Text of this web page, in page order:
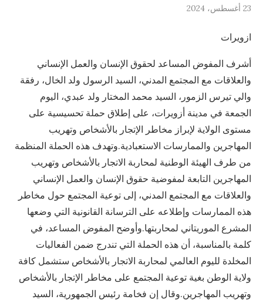
23 أغسطس، 2024
ازويرات
أشرف المفوض المساعد لحقوق الإنسان والعمل الإنساني
والعلاقات مع المجتمع المدني، السيد الرسول ولد الخال، رفقة
والي تيرس الزمور، السيد محمد المختار ولد عبدي، اليوم
الجمعة في مدينة أزويرات، على إطلاق حملة تحسيسية على
مستوى الولاية لإبراز مخاطر الإتجار بالأشخاص وتهريب
المهاجرين والممارسات الاستعبادية.وتهدف هذه الحملة المنظمة
من طرف الهيئة الوطنية لمحاربة الاتجار بالأشخاص وتهريب
المهاجرين التابعة لمفوضية حقوق الإنسان والعمل الإنساني
والعلاقات مع المجتمع المدني، إلى توعية المجتمع حول مخاطر
هذه الممارسات وإطلاعه على الترسانة القانونية التي وضعها
المشرع الموريتاني لمحاربتها.وأوضح المفوض المساعد، في
كلمة بالمناسبة، أن هذه الحملة التي تندرج ضمن الفعاليات
المخلدة لليوم العالمي لمحاربة الاتجار بالأشخاص ستشمل كافة
ولاية الوطن بغية توعية المجتمع على مخاطر الإتجار بالأشخاص
وتهريب المهاجرين.وقال إن فخامة رئيس الجمهورية، السيد